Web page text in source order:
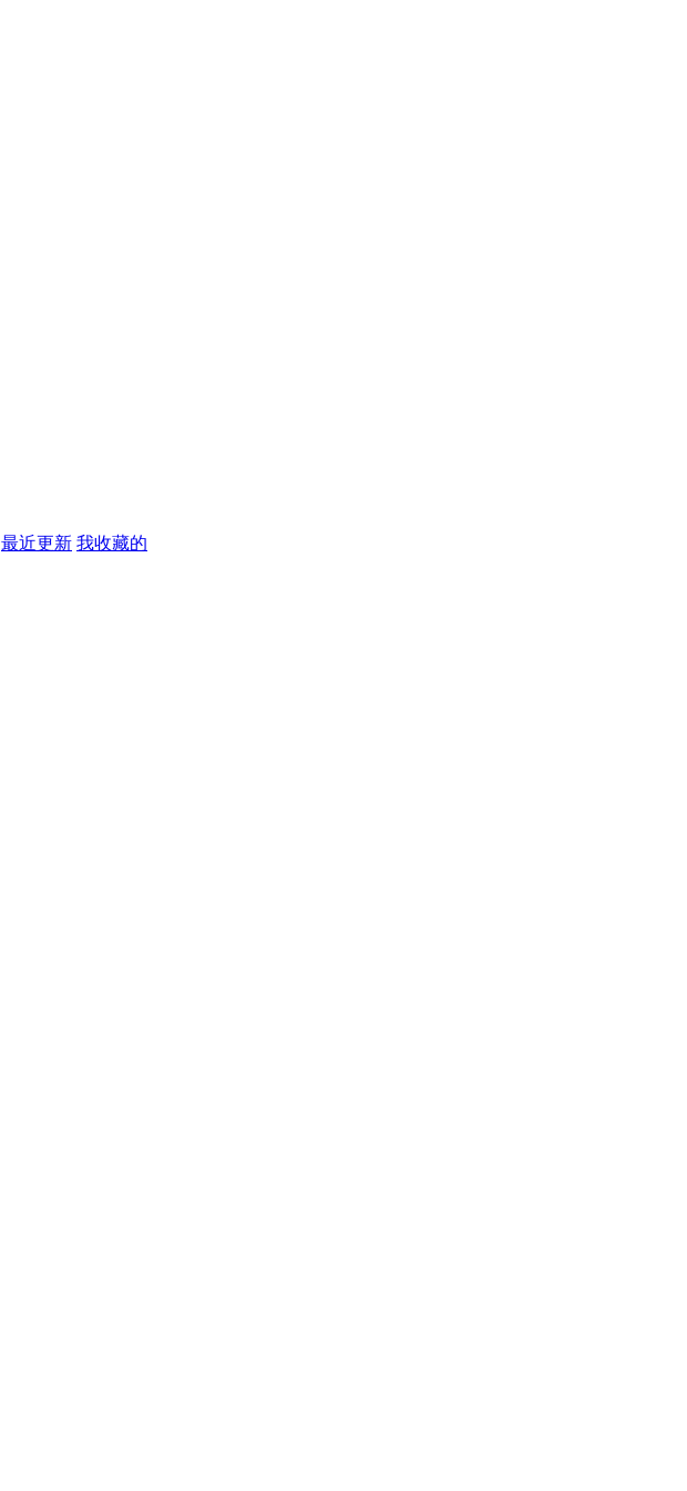
最近更新 我收藏的